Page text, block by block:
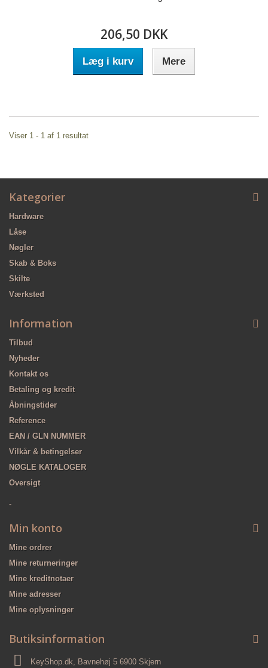
206,50 DKK
Læg i kurv Mere
Viser 1 - 1 af 1 resultat
Kategorier
Hardware
Låse
Nøgler
Skab & Boks
Skilte
Værksted
Information
Tilbud
Nyheder
Kontakt os
Betaling og kredit
Åbningstider
Reference
EAN / GLN NUMMER
Vilkår & betingelser
NØGLE KATALOGER
Oversigt
-
Min konto
Mine ordrer
Mine returneringer
Mine kreditnotaer
Mine adresser
Mine oplysninger
Butiksinformation
KeyShop.dk, Bavnehøj 5 6900 Skjern